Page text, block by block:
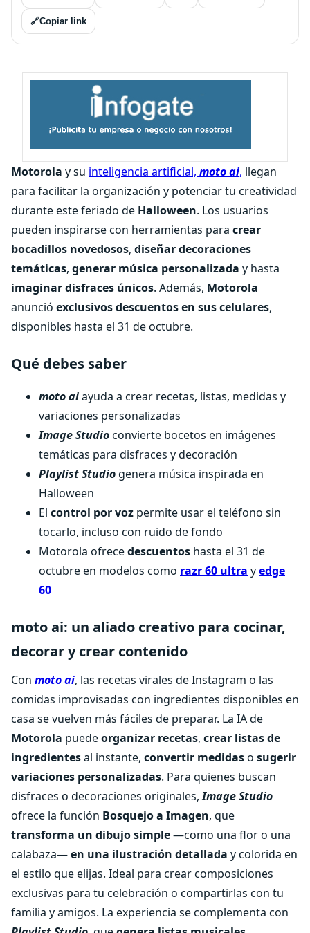
🔗Copiar link
Motorola y su inteligencia artificial, moto ai, llegan
para facilitar la organización y potenciar tu creatividad
durante este feriado de Halloween. Los usuarios
pueden inspirarse con herramientas para crear
bocadillos novedosos, diseñar decoraciones
temáticas, generar música personalizada y hasta
imaginar disfraces únicos. Además, Motorola
anunció exclusivos descuentos en sus celulares,
disponibles hasta el 31 de octubre.
Qué debes saber
moto aiayuda a crear recetas, listas, medidas y
variaciones personalizadas
Image Studioconvierte bocetos en imágenes
temáticas para disfraces y decoración
Playlist Studio genera música inspirada en
Halloween
El control por voz permite usar el teléfono sin
tocarlo, incluso con ruido de fondo
Motorola ofrecedescuentos hasta el 31 de
octubre en modelos como razr 60 ultra yedge
60
moto ai: un aliado creativo para cocinar,
decorar y crear contenido
Con moto ai, las recetas virales de Instagram o las
comidas improvisadas con ingredientes disponibles en
casa se vuelven más fáciles de preparar. La IA de
Motorola puedeorganizar recetas, crear listas de
ingredientesal instante, convertir medidaso sugerir
variaciones personalizadas. Para quienes buscan
disfraces o decoraciones originales,Image Studio
ofrece la función Bosquejo a Imagen, que
transforma un dibujo simple—como una flor o una
calabaza—en una ilustración detallada y colorida en
el estilo que elijas. Ideal para crear composiciones
exclusivas para tu celebración o compartirlas con tu
familia y amigos. La experiencia se complementa con